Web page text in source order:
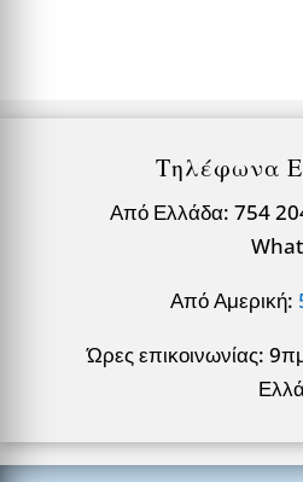
Τηλέφωνα
Από Ελλάδα: 754
Από Αμερική:
Ώρες επικοινωνίας: